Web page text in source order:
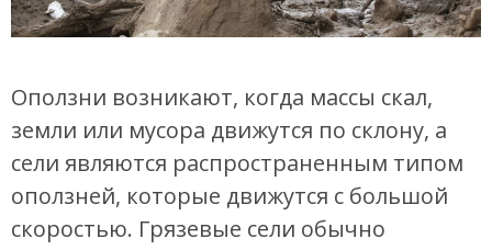
Оползни возникают, когда массы скал,
земли или мусора движутся по склону, а
сели являются распространенным типом
оползней, которые движутся с большой
скоростью. Грязевые сели обычно